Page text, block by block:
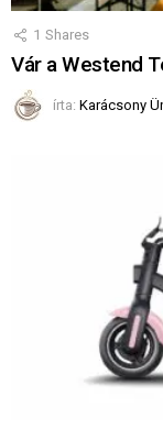
1 Shares
Vár a Westend
írta: Karácsony